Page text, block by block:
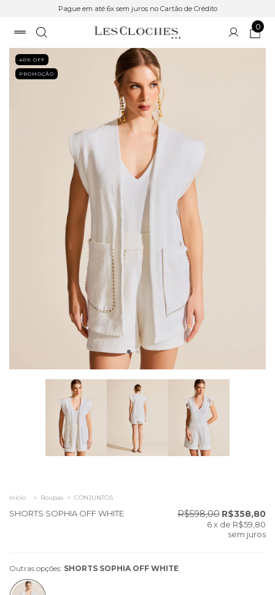
Pague em até 6x sem juros no Cartão de Crédito
0
40% OFF
PROMOÇÃO
Início > Roupas > CONJUNTOS
SHORTS SOPHIA OFF WHITE R$598,00 R$358,80
6x de R$59,80
sem juros
Outras opções: SHORTS SOPHIA OFF WHITE